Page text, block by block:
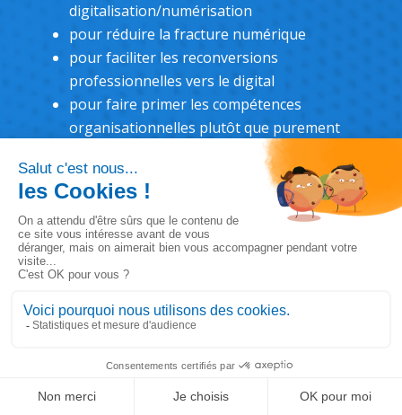
Solution de gestion ultra-personnalisable Ignorer
digitalisation/numérisation
pour réduire la fracture numérique
pour faciliter les reconversions
professionnelles vers le digital
pour faire primer les compétences
organisationnelles plutôt que purement
pour accroître l’intérêt des femmes pour
des missions informatiques